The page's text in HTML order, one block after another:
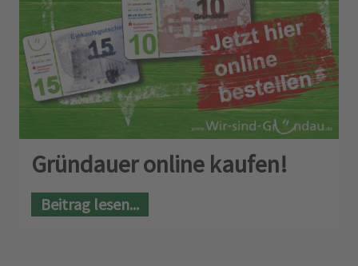
Gründauer online kaufen!
Beitrag lesen...